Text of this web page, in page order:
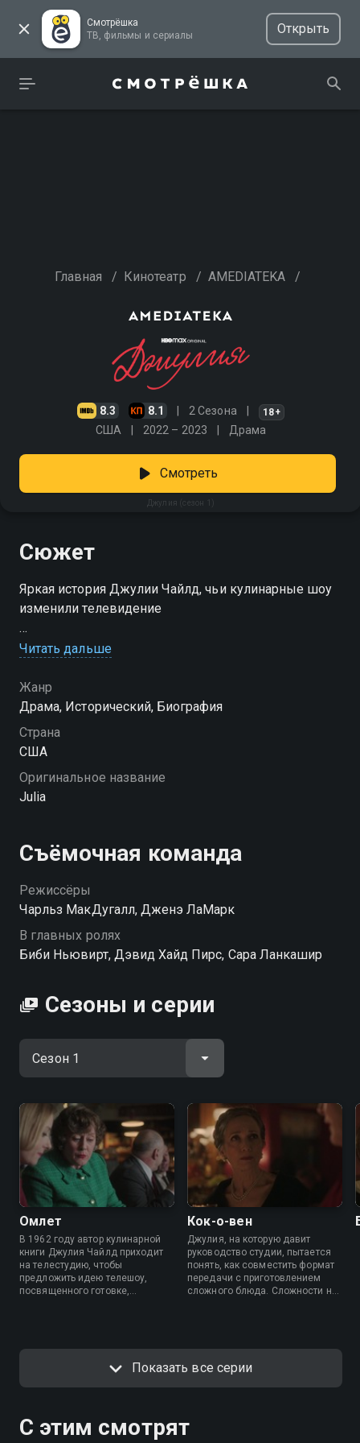
Смотрёшка
ТВ, фильмы и сериалы
Открыть
Главная / Кинотеатр / AMEDIATEKA /
8.3 8.1 2 Сезона 18+
США 2022 – 2023 Драма
Джулия (сезон 1)
Смотреть
Сюжет
Яркая история Джулии Чайлд, чьи кулинарные шоу
изменили телевидение
Посмотреть онлайн 1 сезон сериала Джулия вы
качестве на Смотрёшке
Читать дальше
Жанр
Драма, Исторический, Биография
Страна
США
Оригинальное название
Julia
Съёмочная команда
Режиссёры
Чарльз МакДугалл, Дженэ ЛаМарк
В главных ролях
Биби Ньювирт, Дэвид Хайд Пирс, Сара Ланкашир
Сезоны и серии
Омлет
В 1962 году автор кулинарной
книги Джулия Чайлд приходит
на телестудию, чтобы
предложить идею телешоу,
посвященного готовке,
Кок-о-вен
Джулия, на которую давит
руководство студии, пытается
понять, как совместить формат
передачи с приготовлением
сложного блюда. Сложности на
Показать все серии
С этим смотрят